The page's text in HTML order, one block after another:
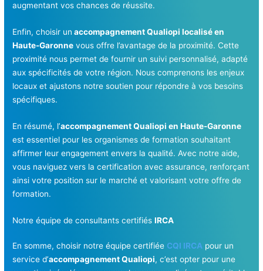
augmentant vos chances de réussite.
Enfin, choisir un accompagnement Qualiopi localisé en
Haute-Garonne vous offre l’avantage de la proximité. Cette
proximité nous permet de fournir un suivi personnalisé, adapté
aux spécificités de votre région. Nous comprenons les enjeux
locaux et ajustons notre soutien pour répondre à vos besoins
spécifiques.
En résumé, l’accompagnement Qualiopi en Haute-Garonne
est essentiel pour les organismes de formation souhaitant
affirmer leur engagement envers la qualité. Avec notre aide,
vous naviguez vers la certification avec assurance, renforçant
ainsi votre position sur le marché et valorisant votre offre de
formation.
Notre équipe de consultants certifiésIRCA
En somme, choisir notre équipe certifiée CQI IRCA pour un
service d’accompagnement Qualiopi, c’est opter pour une